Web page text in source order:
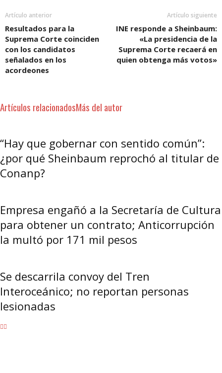
Artículo anterior
Resultados para la
Suprema Corte coinciden
con los candidatos
señalados en los
acordeones
Artículo siguiente
INE responde a Sheinbaum:
«La presidencia de la
Suprema Corte recaerá en
quien obtenga más votos»
Artículos relacionadosMás del autor
“Hay que gobernar con sentido común”:
¿por qué Sheinbaum reprochó al titular de
Conanp?
Empresa engañó a la Secretaría de Cultura
para obtener un contrato; Anticorrupción
la multó por 171 mil pesos
Se descarrila convoy del Tren
Interoceánico; no reportan personas
lesionadas